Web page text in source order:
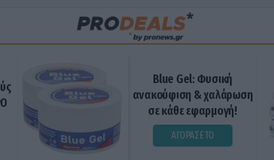
Blue Gel: Φυσική
ανακούφιση & χαλάρωση
σε κάθε εφαρμογή!
ΑΓΟΡΑΣΕ ΤΟ